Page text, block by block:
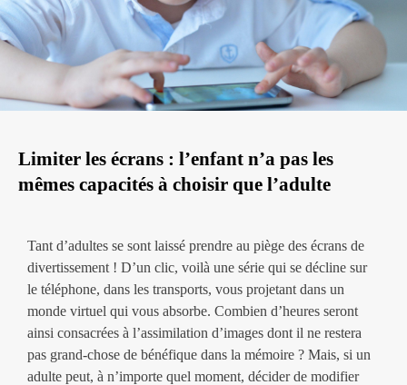
Limiter les écrans : l’enfant n’a pas les
mêmes capacités à choisir que l’adulte
Tant d’adultes se sont laissé prendre au piège des écrans de
divertissement ! D’un clic, voilà une série qui se décline sur
le téléphone, dans les transports, vous projetant dans un
monde virtuel qui vous absorbe. Combien d’heures seront
ainsi consacrées à l’assimilation d’images dont il ne restera
pas grand-chose de bénéfique dans la mémoire ? Mais, si un
adulte peut, à n’importe quel moment, décider de modifier